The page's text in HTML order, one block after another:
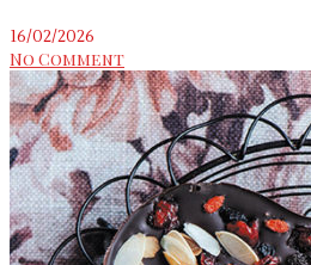
16/02/2026
No Comment